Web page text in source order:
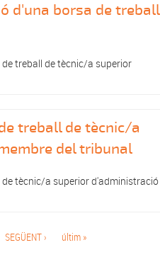
d'una borsa de treball
treball de tècnic/a superior
treball de tècnic/a
del tribunal
de tècnic/a superior d'administració
SEGÜENT › últim »